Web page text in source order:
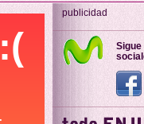
publicidad